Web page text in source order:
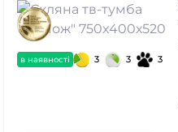
в наявності 3 3 3